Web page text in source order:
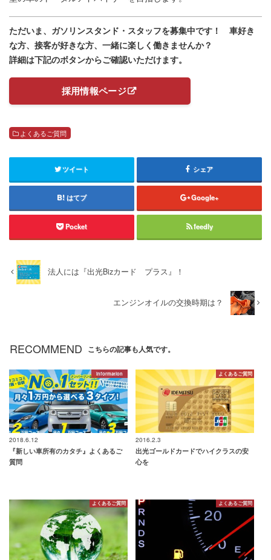
ただいま、ガソリンスタンド・スタッフを募集中です！ 車好き
な方、接客が好きな方、一緒に楽しく働きませんか？
詳細は下記のボタンからご確認いただけます。
採用情報ページ
よくあるご質問
ツイート シェア
はてブ Google+
Pocket feedly
法人には『出光Bizカード プラス』！
エンジンオイルの交換時期は？
RECOMMEND こちらの記事も人気です。
information
2018.6.12
『新しい車所有のカタチ』よくあるご
質問
よくあるご質問
2016.2.3
出光ゴールドカードでハイクラスの安
心を
よくあるご質問 よくあるご質問